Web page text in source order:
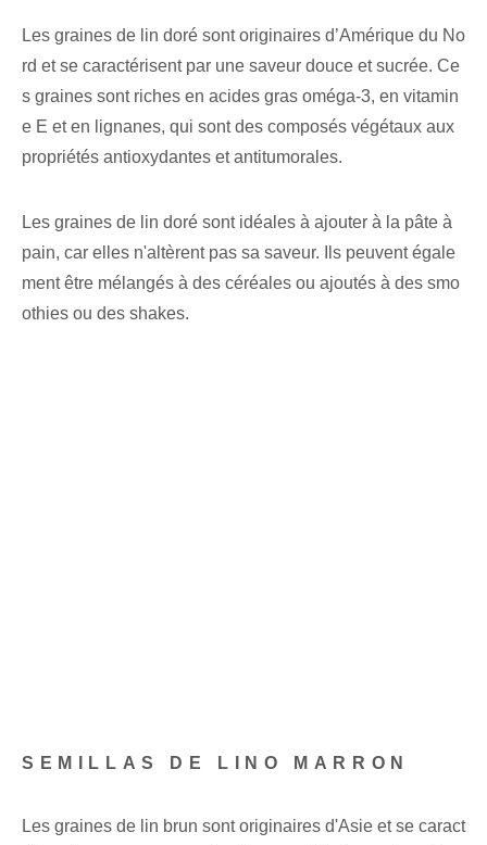
Les graines de lin doré sont originaires d’Amérique du No
rd et se caractérisent par une saveur douce et sucrée. Ce
s graines sont riches en acides gras oméga-3, en vitamin
e E et en lignanes, qui sont des composés végétaux aux
propriétés antioxydantes et antitumorales.
Les graines de lin doré sont idéales à ajouter à la pâte à
pain, car elles n'altèrent pas sa saveur. Ils peuvent égale
ment être mélangés à des céréales ou ajoutés à des smo
othies ou des shakes.
SEMILLAS DE LINO MARRON
Les graines de lin brun sont originaires d'Asie et se caract